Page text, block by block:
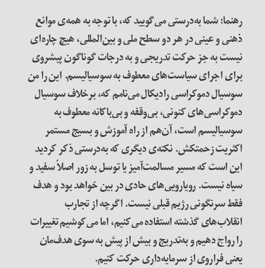
رهنما: شما به‌‌درستی می‌گویید که، با توجه به همه‌ی موانع
ذهنی و عینی در هر دو سطح ملی و بین‌المللی، هیچ چاره‌ای
نیست به جز حرکت تدریجی و به درجات گوناگون پیشروی
برای اجرای سیاست‌های معطوف به سوسیالیسم. این را من
سوسیال دموکراسی رادیکال می‌نامم که، برخلاف سوسیال
دموکراسی‌های کنونی، بی‌وقفه و بی‌باکانه معطوف به
سوسیالیسم است، آن‌هم از راه آموزش و بسیج مستمر
اکثریت زحمتکش. نکته‌ی دیگری که به‌درستی ذکر کردید
این است که مسیر مسالمت‌آمیز یا توسل به زور اصلاً سفید و
سیاه نیست. رویارویی‌های حادی در بین خواهد بود و هدف
فقط سرنگونی رژیم قبلی نیست. اگرچه از تجارب
انقلاب‌های گذشته استفاده می‌کنیم، اما می‌کوشیم تغییرات
را رواج دهیم و به‌تدریج و بیش از پیش به سوی هدف‌مان
یعنی فراروی از سرمایه‌داری حرکت کنیم.